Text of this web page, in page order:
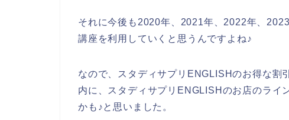
それに今後も2020年、2021年、2022年、
講座を利用していくと思うんですよね♪
なので、スタディサプリENGLISHのお得な割
内に、スタディサプリENGLISHのお店のライ
かも♪と思いました。